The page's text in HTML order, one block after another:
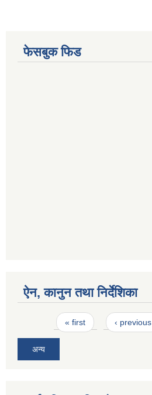
फेसबुक फिड
ऐन, कानुन तथा निर्देशिका
Pages« first ‹ previous
अन्य